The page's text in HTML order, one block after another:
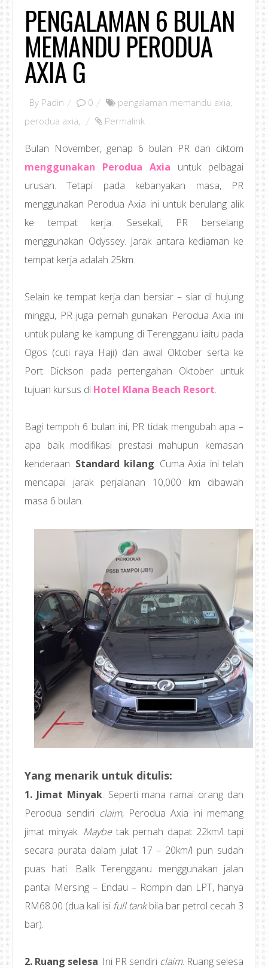
PENGALAMAN 6 BULAN
MEMANDU PERODUA
AXIA G
By Padin 0 pengalaman memandu axia,
perodua axia, Permalink
Bulan November, genap 6 bulan PR dan ciktom
menggunakan Perodua Axia untuk pelbagai
urusan. Tetapi pada kebanyakan masa, PR
menggunakan Perodua Axia ini untuk berulang alik
ke tempat kerja. Sesekali, PR berselang
menggunakan Odyssey. Jarak antara kediaman ke
tempat kerja adalah 25km.
Selain ke tempat kerja dan bersiar – siar di hujung
minggu, PR juga pernah gunakan Perodua Axia ini
untuk pulang ke kampung di Terengganu iaitu pada
Ogos (cuti raya Haji) dan awal Oktober serta ke
Port Dickson pada pertengahan Oktober untuk
tujuan kursus di Hotel Klana Beach Resort.
Bagi tempoh 6 bulan ini, PR tidak mengubah apa –
apa baik modifikasi prestasi mahupun kemasan
kenderaan. Standard kilang. Cuma Axia ini telah
mencapai jarak perjalanan 10,000 km dibawah
masa 6 bulan.
Yang menarik untuk ditulis:
1. Jimat Minyak. Seperti mana ramai orang dan
Perodua sendiri claim, Perodua Axia ini memang
jimat minyak. Maybetak pernah dapat 22km/l tapi
secara purata dalam julat 17 – 20km/l pun sudah
puas hati. Balik Terengganu menggunakan jalan
pantai Mersing – Endau – Rompin dan LPT, hanya
RM68.00 (dua kali isi full tankbila bar petrol cecah 3
bar).
2. Ruang selesa. Ini PR sendiri claim. Ruang selesa